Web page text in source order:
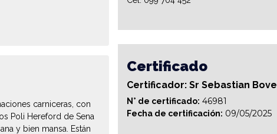
carniceras, con
Poli Hereford de Sena
y bien mansa. Están
Certificado
Certificador: Sr Sebastian Bove
N° de certificado: 46981
Fecha de certificación: 09/05/2025